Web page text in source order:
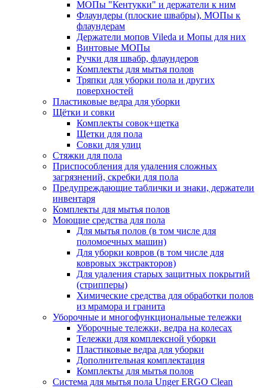
МОПы "Кентукки" и держатели к ним
Флаундеры (плоские швабры), МОПы к
флаундерам
Держатели мопов Vileda и Мопы для них
Винтовые МОПы
Ручки для швабр, флаундеров
Комплекты для мытья полов
Тряпки для уборки пола и других
поверхностей
Пластиковые ведра для уборки
Щётки и совки
Комплекты совок+щетка
Щетки для пола
Совки для улиц
Стяжки для пола
Приспособления для удаления сложных
загрязнений, скребки для пола
Предупреждающие таблички и знаки, держатели
инвентаря
Комплекты для мытья полов
Моющие средства для пола
Для мытья полов (в том числе для
поломоечных машин)
Для уборки ковров (в том числе для
ковровых экстракторов)
Для удаления старых защитных покрытий
(стрипперы)
Химические средства для обработки полов
из мрамора и гранита
Уборочные и многофункциональные тележки
Уборочные тележки, ведра на колесах
Тележки для комплексной уборки
Пластиковые ведра для уборки
Дополнительная комплектация
Комплекты для мытья полов
Система для мытья пола Unger ERGO Clean